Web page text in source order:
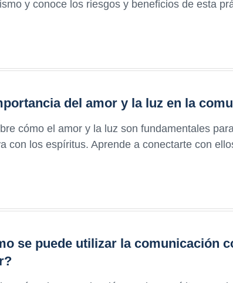
y conoce los riesgos y beneficios de esta
del amor y la luz en la
cómo el amor y la luz son fundamentales
con los espíritus. Aprende a conectarte con
se puede utilizar la comunicación